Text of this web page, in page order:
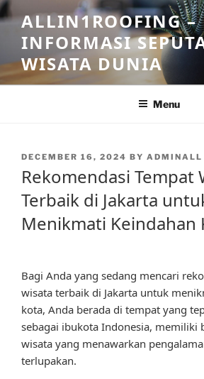
Skip
to
content
ALLIN1ROOFING –
INFORMASI
WISATA DUNIA
Menu
POSTED
DECEMBER 16, 2024 BY ADMINALL
Rekomendasi Tempat
Terbaik di Jakarta
Menikmati Keindahan
Bagi Anda yang sedang mencari
wisata terbaik di Jakarta untuk
kota, Anda berada di tempat yang
sebagai ibukota Indonesia, memiliki
wisata yang menawarkan
terlupakan.